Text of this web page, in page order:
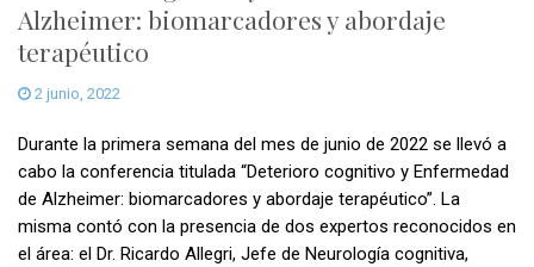
Alzheimer: biomarcadores y abordaje
terapéutico
2 junio, 2022
Durante la primera semana del mes de junio de 2022 se llevó a
cabo la conferencia titulada “Deterioro cognitivo y Enfermedad
de Alzheimer: biomarcadores y abordaje terapéutico”. La
misma contó con la presencia de dos expertos reconocidos en
el área: el Dr. Ricardo Allegri, Jefe de Neurología cognitiva,